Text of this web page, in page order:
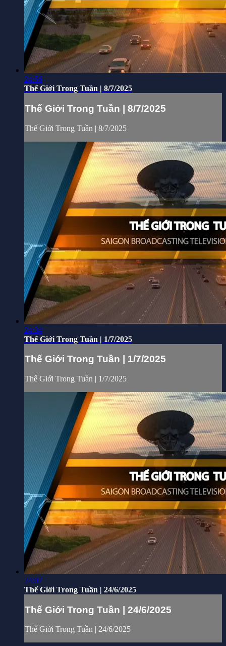
24:56
Thế Giới Trong Tuần | 8/7/2025
Thế Giới Trong Tuần | 8/7/2025
Thế Giới Trong Tuần | 8/7/2025
24:34
Thế Giới Trong Tuần | 1/7/2025
Thế Giới Trong Tuần | 1/7/2025
Thế Giới Trong Tuần | 1/7/2025
24:07
Thế Giới Trong Tuần | 24/6/2025
Thế Giới Trong Tuần | 24/6/2025
Thế Giới Trong Tuần | 24/6/2025